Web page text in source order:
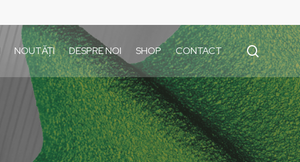
NOUTĂȚI DESPRE NOI SHOP CONTACT search